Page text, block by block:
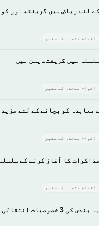
لئے ریاض میں گریفتھ اور
اقوام متحدہ کے سفیر
میں گریفتھ یمن میں
اقوام متحدہ کے سفیر
معاہدہ کو بچانے کے لئے
اقوام متحدہ کے سفیر
کا آغاز کرنے کے
اقوام متحدہ کے سفیر
مرحلے کے ضامن